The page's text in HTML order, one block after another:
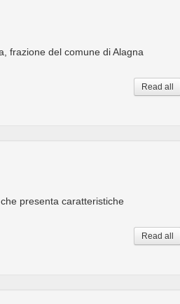
frazione del comune di Alagna
Read all
presenta caratteristiche
Read all